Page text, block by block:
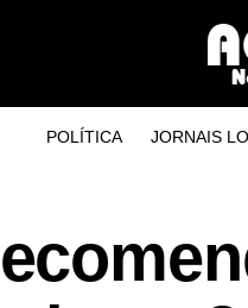
POLÍTICA JORNAIS